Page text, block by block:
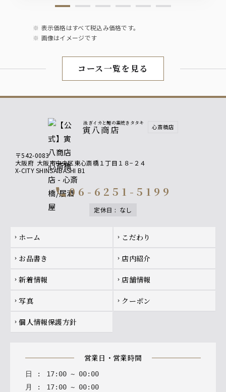
／超炭酸角ハイボール／メガハイボール）
ソフトドリンク
ル／ホワイト／オレンジ
【コースのイカでは物足りないお客様におすすめ】
泳ぎイカ増量⇒1300円（お一人様50ｇが倍の100ｇ
【コースのカツオでは物足りないお客様におすす
増えます）
表示価格はすべて税込み価格です。
画像はイメージです
コース一覧を見る
泳ぎイカと鰹の藁焼きタタキ
寅八商店 心斎橋店
〒542-0083
大阪府 大阪市中央区東心斎橋１丁目１８−２４
X-CITY SHINSAIBASHI B1
call 06-6251-5199
定休日 : なし
Footer navigation
chevron_right ホーム chevron_right こだわり
chevron_right お品書き chevron_right 店内紹介
chevron_right 新着情報 chevron_right 店舗情報
chevron_right 写真 chevron_right クーポン
chevron_right 個人情報保護方針
営業日・営業時間
日 : 17: 00 ~ 00: 00
月
: 17: 00 ~ 00: 00